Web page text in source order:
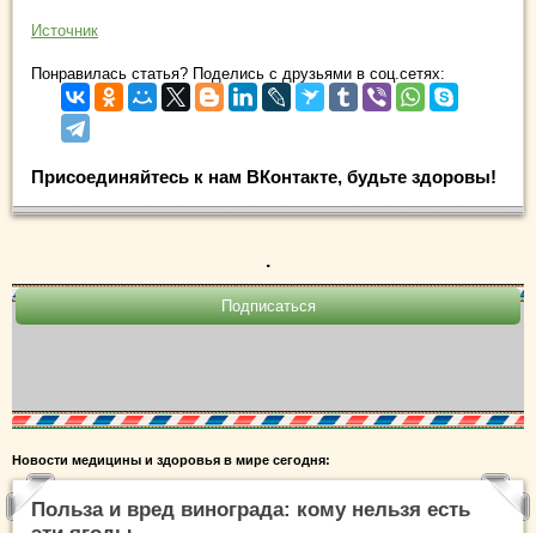
Источник
Понравилась статья? Поделись с друзьями в соц.сетях:
Присоединяйтесь к нам ВКонтакте, будьте здоровы!
.
Новости медицины и здоровья в мире сегодня:
Польза и вред винограда: кому нельзя есть